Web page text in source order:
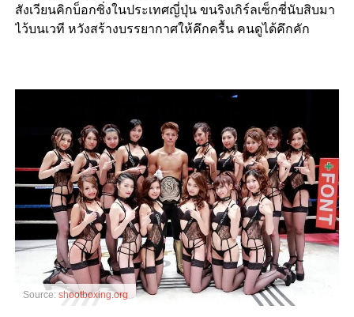
สังเวียนคิกบ็อกซิ่งในประเทศญี่ปุ่น ขนริงเกิร์ลเซ็กซี่นับสิบมา
ไว้บนเวที หวังสร้างบรรยากาศให้คึกครื้น คนดูได้คึกคัก
Source: shootboxing.org